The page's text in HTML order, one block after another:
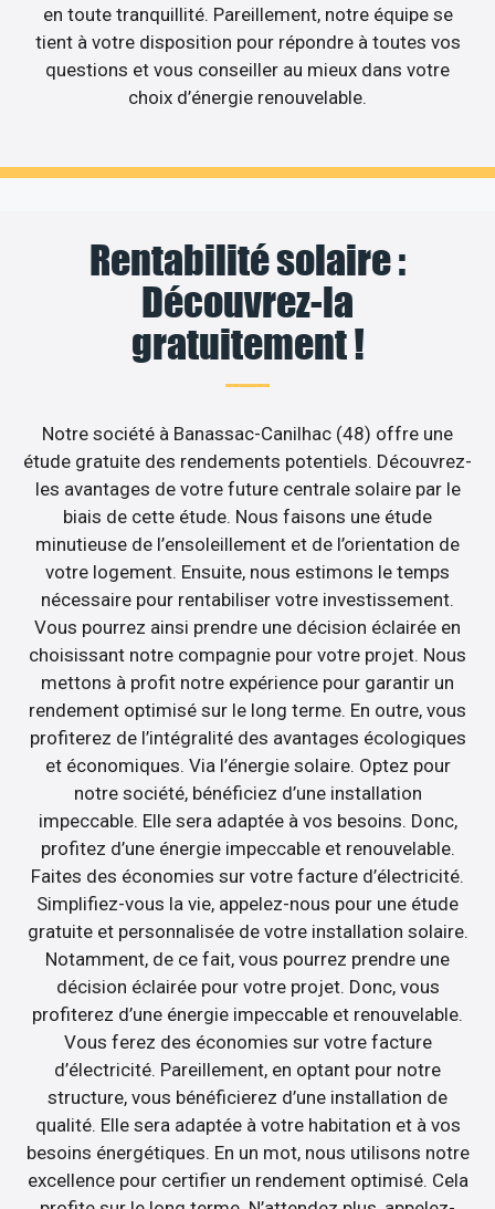
en toute tranquillité. Pareillement, notre équipe se
tient à votre disposition pour répondre à toutes vos
questions et vous conseiller au mieux dans votre
choix d’énergie renouvelable.
Rentabilité solaire :
Découvrez-la
gratuitement !
Notre société à Banassac-Canilhac (48) offre une
étude gratuite des rendements potentiels. Découvrez-
les avantages de votre future centrale solaire par le
biais de cette étude. Nous faisons une étude
minutieuse de l’ensoleillement et de l’orientation de
votre logement. Ensuite, nous estimons le temps
nécessaire pour rentabiliser votre investissement.
Vous pourrez ainsi prendre une décision éclairée en
choisissant notre compagnie pour votre projet. Nous
mettons à profit notre expérience pour garantir un
rendement optimisé sur le long terme. En outre, vous
profiterez de l’intégralité des avantages écologiques
et économiques. Via l’énergie solaire. Optez pour
notre société, bénéficiez d’une installation
impeccable. Elle sera adaptée à vos besoins. Donc,
profitez d’une énergie impeccable et renouvelable.
Faites des économies sur votre facture d’électricité.
Simplifiez-vous la vie, appelez-nous pour une étude
gratuite et personnalisée de votre installation solaire.
Notamment, de ce fait, vous pourrez prendre une
décision éclairée pour votre projet. Donc, vous
profiterez d’une énergie impeccable et renouvelable.
Vous ferez des économies sur votre facture
d’électricité. Pareillement, en optant pour notre
structure, vous bénéficierez d’une installation de
qualité. Elle sera adaptée à votre habitation et à vos
besoins énergétiques. En un mot, nous utilisons notre
excellence pour certifier un rendement optimisé. Cela